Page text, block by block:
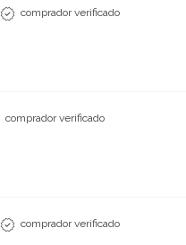
comprador verificado
comprador verificado
comprador verificado